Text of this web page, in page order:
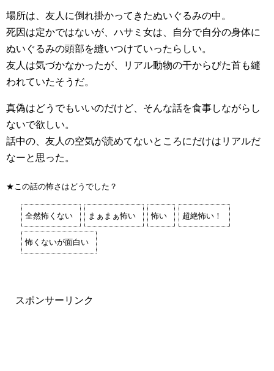
場所は、友人に倒れ掛かってきたぬいぐるみの中。
死因は定かではないが、ハサミ女は、自分で自分の身体に
ぬいぐるみの頭部を縫いつけていったらしい。
友人は気づかなかったが、リアル動物の干からびた首も縫
われていたそうだ。
真偽はどうでもいいのだけど、そんな話を食事しながらし
ないで欲しい。
話中の、友人の空気が読めてないところにだけはリアルだ
なーと思った。
★この話の怖さはどうでした？
全然怖くない まぁまぁ怖い 怖い 超絶怖い！
怖くないが面白い
スポンサーリンク